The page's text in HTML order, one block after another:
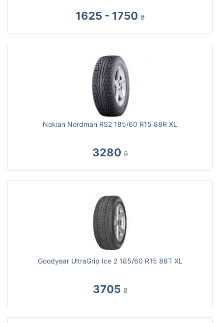
1625 - 1750 ₴
Nokian Nordman RS2 185/60 R15 88R XL
3280 ₴
Goodyear UltraGrip Ice 2 185/60 R15 88T XL
3705 ₴